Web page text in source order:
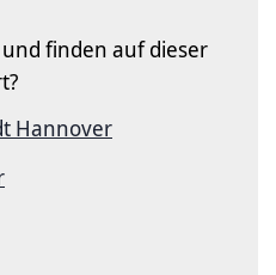
finden auf dieser
Hannover